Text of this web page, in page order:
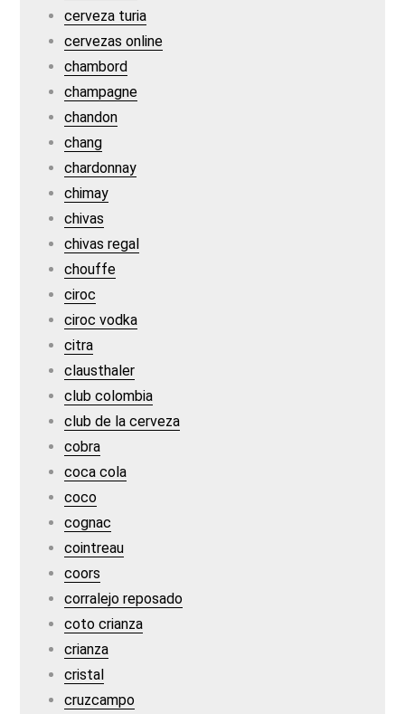
cerveza turia
cervezas online
chambord
champagne
chandon
chang
chardonnay
chimay
chivas
chivas regal
chouffe
ciroc
ciroc vodka
citra
clausthaler
club colombia
club de la cerveza
cobra
coca cola
coco
cognac
cointreau
coors
corralejo reposado
coto crianza
crianza
cristal
cruzcampo